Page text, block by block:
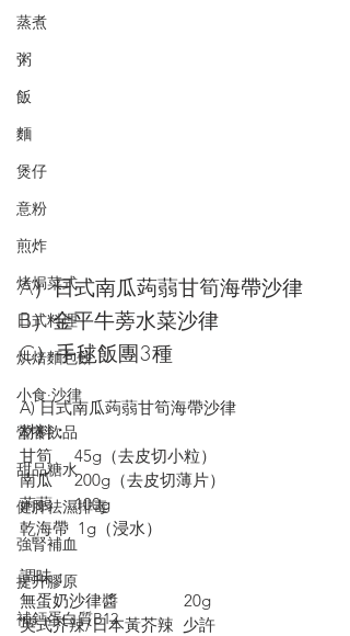
蒸煮
粥
飯
麵
煲仔
意粉
煎炸
烤焗菜式
日式料理
烘焙麵包餅
小食·沙律
營養飲品
甜品糖水
健脾祛濕排毒
強腎補血
提升膠原
補鈣蛋白質B12
A）日式南瓜蒟蒻甘筍海帶沙律
B）金平牛蒡水菜沙律
C）手毬飯團3種
A) 日式南瓜蒟蒻甘筍海帶沙律
材料：
甘筍     45g（去皮切小粒）
南瓜     200g（去皮切薄片）
蒟蒻     100g
乾海帶  1g（浸水）
調味：
無蛋奶沙律醬               20g
英式芥辣/日本黃芥辣  少許